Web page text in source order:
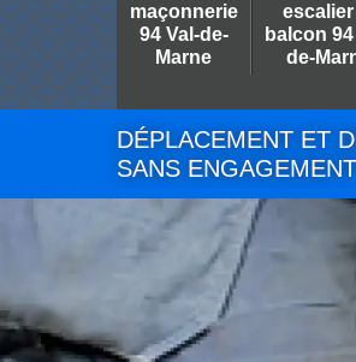
maçonnerie
94 Val-de-
Marne
escalier
balcon
de-
DÉPLACEMENT ET
SANS ENGAGEMENT